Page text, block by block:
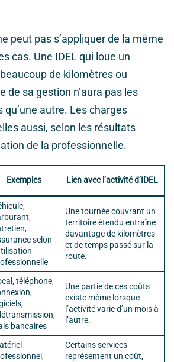
peut pas s’appliquer de la même
cas. Une IDEL qui loue un
de kilomètres ou
de sa gestion n’aura pas les
autre. Les charges
aussi, selon les résultats
de la professionnelle.
Exemples Lien avec l’activité d’IDEL
selon
Une tournée couvrant un
territoire étendu entraîne
davantage de kilomètres
et de temps passé sur la
route.
téléphone,
bancaires
Une partie de ces coûts
existe même lorsque
l’activité varie d’un mois à
l’autre.
Certains services
représentent un coût,